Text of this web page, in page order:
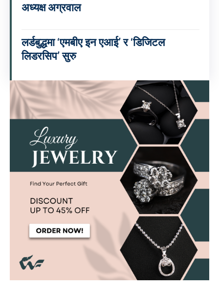
अध्यक्ष अग्रवाल
लर्डबुद्धमा ‘एमबीए इन एआई’ र ‘डिजिटल
लिडरसिप’ सुरु